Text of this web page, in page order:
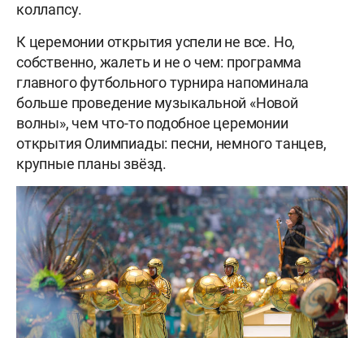
коллапсу.
К церемонии открытия успели не все. Но,
собственно, жалеть и не о чем: программа
главного футбольного турнира напоминала
больше проведение музыкальной «Новой
волны», чем что-то подобное церемонии
открытия Олимпиады: песни, немного танцев,
крупные планы звёзд.